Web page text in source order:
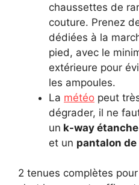
chaussettes de
couture. Prenez
dédiées à la
pied, avec le
extérieure pour
les ampoules.
La météo peut
dégrader, il ne
un k-way étanche
et un pantalon
2 tenues complètes